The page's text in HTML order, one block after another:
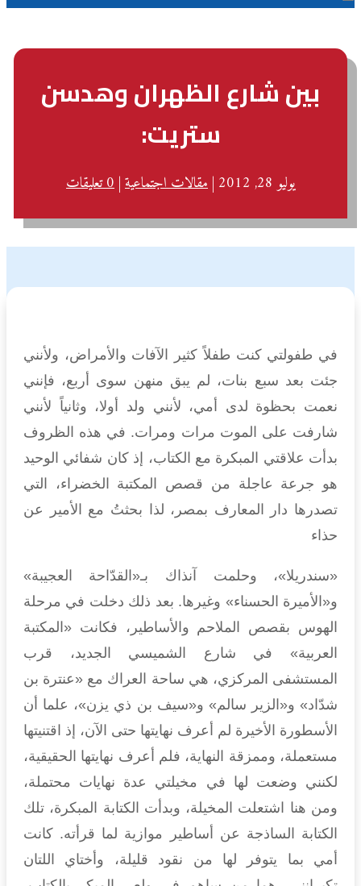
بين شارع الظهران وهدسن
ستريت:
يوليو 28, 2012 |مقالات اجتماعية|0 تعليقات
في طفولتي كنت طفلاً كثير الآفات والأمراض، ولأنني
جئت بعد سبع بنات، لم يبق منهن سوى أربع، فإنني
نعمت بحظوة لدى أمي، لأنني ولد أولا، وثانياً لأنني
شارفت على الموت مرات ومرات. في هذه الظروف
بدأت علاقتي المبكرة مع الكتاب، إذ كان شفائي الوحيد
هو جرعة عاجلة من قصص المكتبة الخضراء، التي
تصدرها دار المعارف بمصر، لذا بحثتُ مع الأمير عن
حذاء
«سندريلا»، وحلمت آنذاك بـ«القدّاحة العجيبة»
و«الأميرة الحسناء» وغيرها. بعد ذلك دخلت في مرحلة
الهوس بقصص الملاحم والأساطير، فكانت «المكتبة
العربية» في شارع الشميسي الجديد، قرب
المستشفى المركزي، هي ساحة العراك مع «عنترة بن
شدّاد» و«الزير سالم» و«سيف بن ذي يزن»، علما أن
الأسطورة الأخيرة لم أعرف نهايتها حتى الآن، إذ اقتنيتها
مستعملة، وممزقة النهاية، فلم أعرف نهايتها الحقيقية،
لكنني وضعت لها في مخيلتي عدة نهايات محتملة،
ومن هنا اشتعلت المخيلة، وبدأت الكتابة المبكرة، تلك
الكتابة الساذجة عن أساطير موازية لما قرأته. كانت
أمي بما يتوفر لها من نقود قليلة، وأختاي اللتان